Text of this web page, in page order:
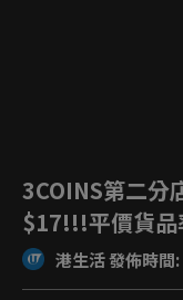
3COINS第二分
$17!!!平價貨品